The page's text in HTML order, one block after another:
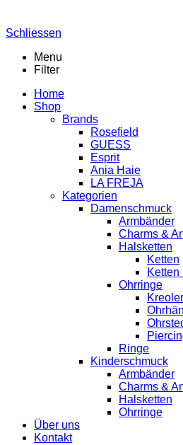
Schliessen
Menu
Filter
Home
Shop
Brands
Rosefield
GUESS
Esprit
Ania Haie
LA FREJA
Kategorien
Damenschmuck
Armbänder
Charms &
Halsketten
Ketten
Ketten
Ohrringe
Ringe
Kinderschmuck
Armbänder
Charms &
Halsketten
Ohrringe
Über uns
Kontakt